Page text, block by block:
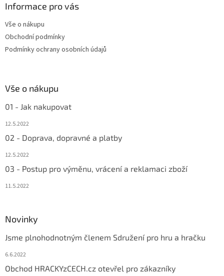
Informace pro vás
Vše o nákupu
Obchodní podmínky
Podmínky ochrany osobních údajů
Vše o nákupu
01 - Jak nakupovat
12.5.2022
02 - Doprava, dopravné a platby
12.5.2022
03 - Postup pro výměnu, vrácení a reklamaci zboží
11.5.2022
Novinky
Jsme plnohodnotným členem Sdružení pro hru a hračku
6.6.2022
Obchod HRACKYzCECH.cz otevřel pro zákazníky